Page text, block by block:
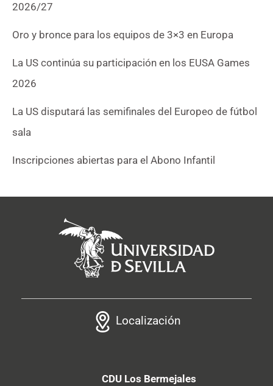
2026/27
Oro y bronce para los equipos de 3×3 en Europa
La US continúa su participación en los EUSA Games
2026
La US disputará las semifinales del Europeo de fútbol
sala
Inscripciones abiertas para el Abono Infantil
Localización
CDU Los Bermejales